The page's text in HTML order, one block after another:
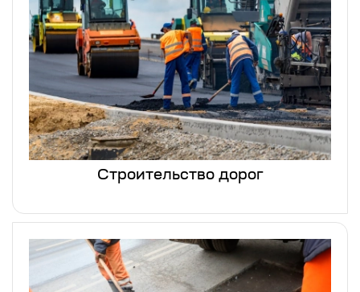
Строительство дорог